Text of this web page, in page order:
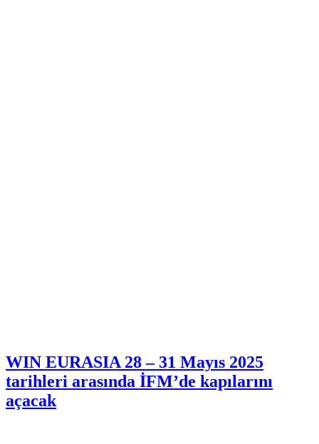
WIN EURASIA 28 – 31 Mayıs 2025
tarihleri arasında İFM’de kapılarını
açacak